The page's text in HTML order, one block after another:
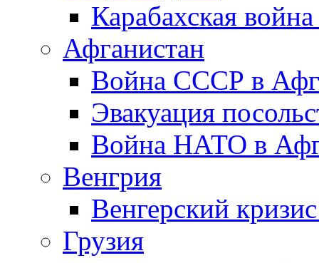
Карабахская
Афганистан
Война СССР в
Эвакуация
Война НАТО в
Венгрия
Венгерский
Грузия